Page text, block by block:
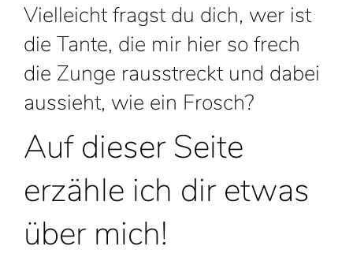
Vielleicht fragst du dich, wer ist
die Tante, die mir hier so frech
die Zunge rausstreckt und dabei
aussieht, wie ein Frosch?
Auf dieser Seite
erzähle ich dir etwas
über mich!